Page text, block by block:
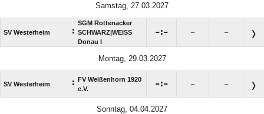
Samstag, 27.03.2027
SV Westerheim :
SGM Rottenacker
SCHWARZ|WEISS
Donau I
: – –
Montag, 29.03.2027
SV Westerheim : FV Weißenhorn 1920
e.V.
: – –
Sonntag, 04.04.2027